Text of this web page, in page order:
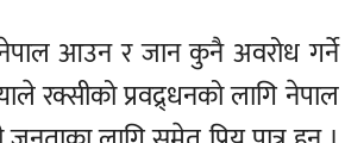
नेपाल आउन र जान कुनै अवरोध गर्ने
रक्सीको प्रवद्र्धनको लागि नेपाल